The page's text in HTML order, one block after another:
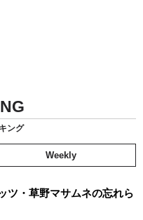
ング
Weekly
・草野マサムネの忘れら